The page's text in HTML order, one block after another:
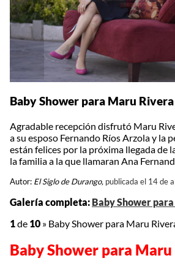
Baby Shower para Maru Rivera
Agradable recepción disfrutó Maru
a su esposo Fernando Ríos Arzola y la
están felices por la próxima llegada de
la familia a la que llamaran Ana
Autor: El Siglo de Durango, publicada el 14 de
Galería completa: Baby Shower
1 de 10 » Baby Shower para Maru
Baby Shower para